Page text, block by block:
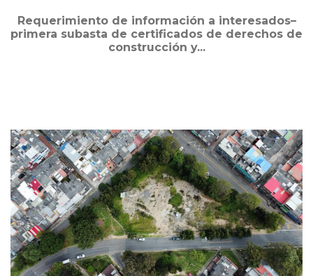
Requerimiento de información a interesados–
primera subasta de certificados de derechos de
construcción y...